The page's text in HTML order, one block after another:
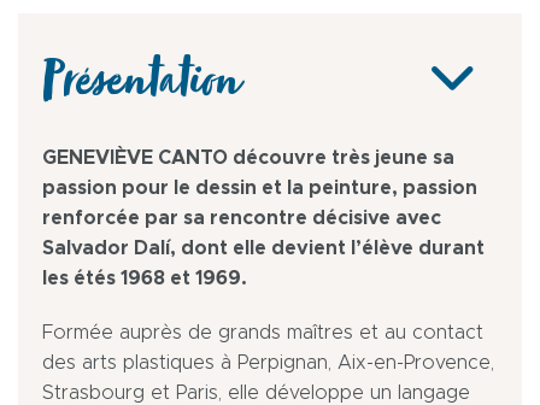
Présentation
GENEVIÈVE CANTO découvre très jeune sa
passion pour le dessin et la peinture, passion
renforcée par sa rencontre décisive avec
Salvador Dalí, dont elle devient l’élève durant
les étés 1968 et 1969.
Formée auprès de grands maîtres et au contact
des arts plastiques à Perpignan, Aix-en-Provence,
Strasbourg et Paris, elle développe un langage